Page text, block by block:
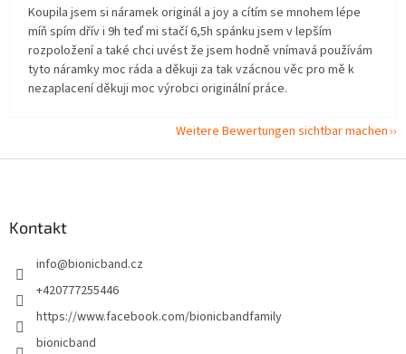
Koupila jsem si náramek originál a joy a cítím se mnohem lépe
míň spím dřív i 9h teď mi stačí 6,5h spánku jsem v lepším
rozpoložení a také chci uvést že jsem hodně vnímavá používám
tyto náramky moc ráda a děkuji za tak vzácnou věc pro mě k
nezaplacení děkuji moc výrobci originální práce.
Weitere Bewertungen sichtbar machen
Kontakt
info@bionicband.cz
+420777255446
https://www.facebook.com/bionicbandfamily
bionicband